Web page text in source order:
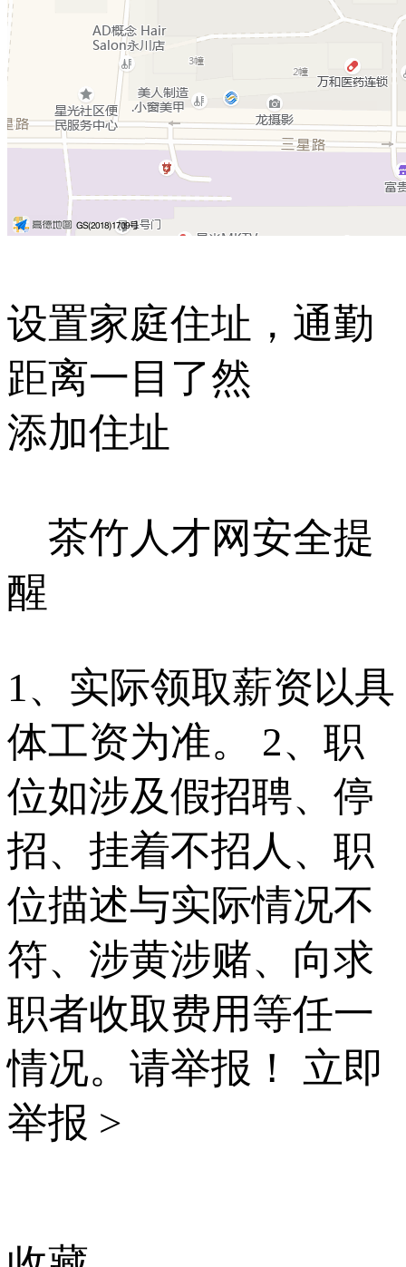
设置家庭住址，通勤
距离一目了然
添加住址
茶竹人才网安全提
醒
1、实际领取薪资以具
体工资为准。 2、职
位如涉及假招聘、停
招、挂着不招人、职
位描述与实际情况不
符、涉黄涉赌、向求
职者收取费用等任一
情况。请举报！ 立即
举报 >